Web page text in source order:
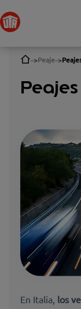
Peaje
En Italia, los